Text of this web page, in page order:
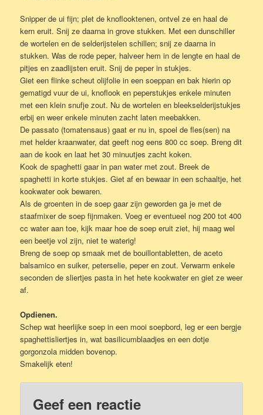
Snipper de ui fijn; plet de knoflooktenen, ontvel ze en haal de
kern eruit. Snij ze daarna in grove stukken. Met een dunschiller
de wortelen en de selderijstelen schillen; snij ze daarna in
stukken. Was de rode peper, halveer hem in de lengte en haal de
pitjes en zaadlijsten eruit. Snij de peper in stukjes.
Giet een flinke scheut olijfolie in een soeppan en bak hierin op
gematigd vuur de ui, knoflook en peperstukjes enkele minuten
met een klein snufje zout. Nu de wortelen en bleekselderijstukjes
erbij en weer enkele minuten zacht laten meebakken.
De passato (tomatensaus) gaat er nu in, spoel de fles(sen) na
met helder kraanwater, dat geeft nog eens 800 cc soep. Breng dit
aan de kook en laat het 30 minuutjes zacht koken.
Kook de spaghetti gaar in pan water met zout. Breek de
spaghetti in korte stukjes. Giet af en bewaar in een schaaltje, het
kookwater ook bewaren.
Als de groenten in de soep gaar zijn geworden ga je met de
staafmixer de soep fijnmaken. Voeg er eventueel nog 200 tot 400
cc water aan toe, kijk maar hoe de soep eruit ziet, hij maag wel
een beetje vol zijn, niet te waterig!
Breng de soep op smaak met de bouillontabletten, de aceto
balsamico en suiker, peterselie, peper en zout. Verwarm enkele
seconden de sliertjes pasta in het hete kookwater en giet ze weer
af.
Opdienen.
Schep wat heerlijke soep in een mooi soepbord, leg er een bergje
spaghettisliertjes in, wat basilicumblaadjes en een dotje
gorgonzola midden bovenop.
Smakelijk eten!
Geef een reactie